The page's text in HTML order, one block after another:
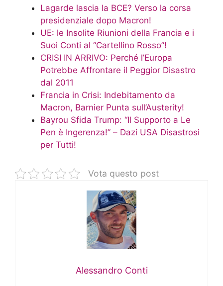
Lagarde lascia la BCE? Verso la corsa
presidenziale dopo Macron!
UE: le Insolite Riunioni della Francia e i
Suoi Conti al “Cartellino Rosso”!
CRISI IN ARRIVO: Perché l’Europa
Potrebbe Affrontare il Peggior Disastro
dal 2011
Francia in Crisi: Indebitamento da
Macron, Barnier Punta sull’Austerity!
Bayrou Sfida Trump: “Il Supporto a Le
Pen è Ingerenza!” – Dazi USA Disastrosi
per Tutti!
Vota questo post
Alessandro Conti